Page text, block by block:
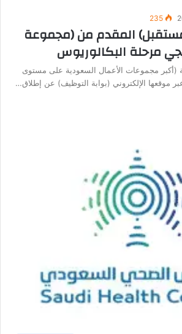
235
المقدم من (مجموعة
مرحلة البكالوريوس
(أكبر مجموعات الأعمال السعودية على مستوى
موقعها الإلكتروني (بوابة التوظيف) عن إطلاق…